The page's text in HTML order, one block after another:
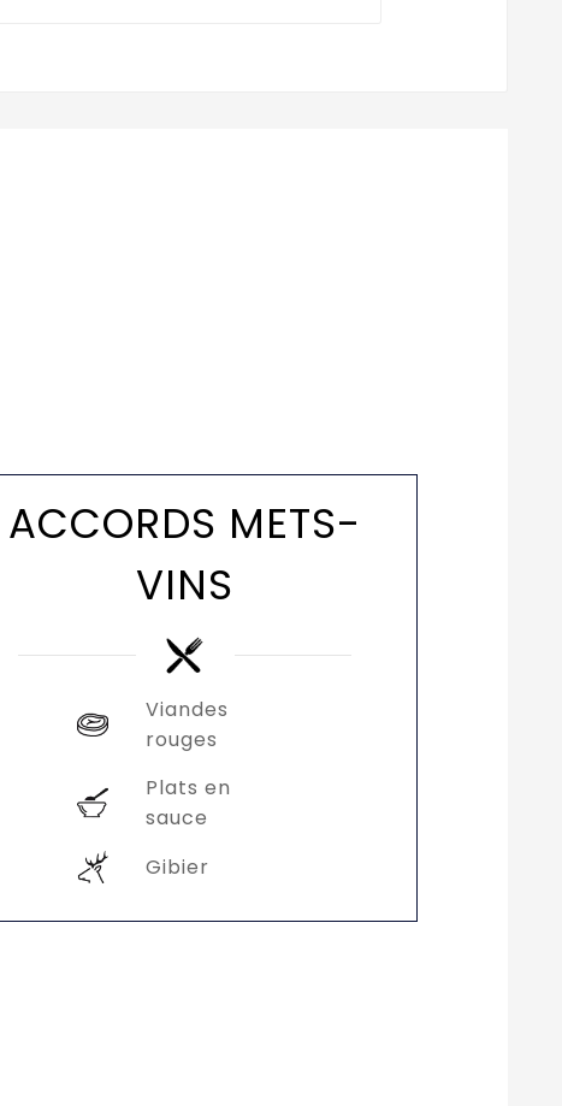
ACCORDS METS-
VINS
Viandes
rouges
Plats en
sauce
Gibier